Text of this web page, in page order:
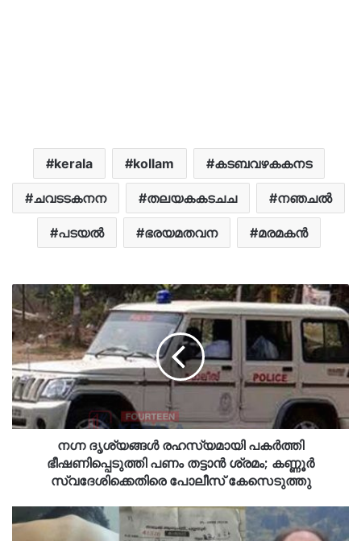
kerala kollam കടബവഴകകനട
ചവടടകനന തലയകകടചച നഞചൽ
പടയൽ ഭരയമതവന മരമകൻ
നഗ്ന ദൃശ്യങ്ങൾ രഹസ്യമായി പകർത്തി
ഭീഷണിപ്പെടുത്തി പണം തട്ടാൻ ശ്രമം; കണ്ണൂർ
സ്വദേശിക്കെതിരെ പോലീസ് കേസെടുത്തു